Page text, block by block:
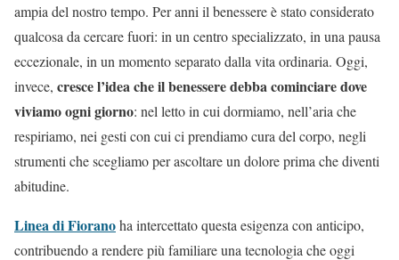
ampia del nostro tempo. Per anni il benessere è stato considerato
qualcosa da cercare fuori: in un centro specializzato, in una pausa
eccezionale, in un momento separato dalla vita ordinaria. Oggi,
invece, cresce l’idea che il benessere debba cominciare dove
viviamo ogni giorno: nel letto in cui dormiamo, nell’aria che
respiriamo, nei gesti con cui ci prendiamo cura del corpo, negli
strumenti che scegliamo per ascoltare un dolore prima che diventi
abitudine.
Linea di Fioranoha intercettato questa esigenza con anticipo,
contribuendo a rendere più familiare una tecnologia che oggi